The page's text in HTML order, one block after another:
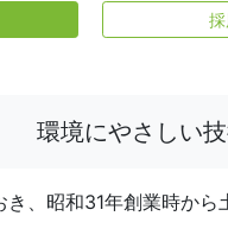
環境にやさしい
、昭和31年創業時か